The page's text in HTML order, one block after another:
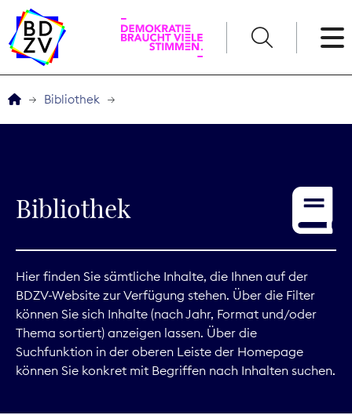
Service
Digitales
Kommunikation
Marktdaten
Bibliothek
Bibliothek
Hier finden Sie sämtliche Inhalte, die Ihnen auf der
BDZV-Website zur Verfügung stehen. Über die Filter
können Sie sich Inhalte (nach Jahr, Format und/oder
Thema sortiert) anzeigen lassen. Über die
Suchfunktion in der oberen Leiste der Homepage
können Sie konkret mit Begriffen nach Inhalten suchen.